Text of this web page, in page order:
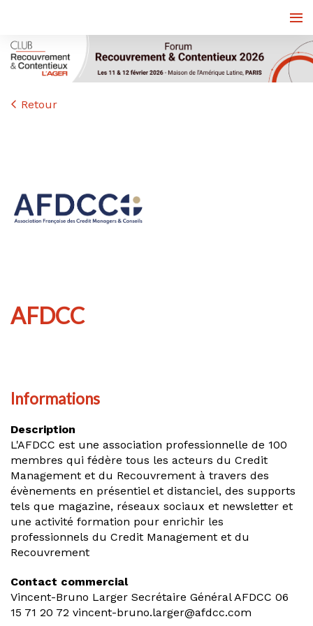
Retour
AFDCC
Informations
Description
L'AFDCC est une association professionnelle de 100
membres qui fédère tous les acteurs du Credit
Management et du Recouvrement à travers des
évènements en présentiel et distanciel, des supports
tels que magazine, réseaux sociaux et newsletter et
une activité formation pour enrichir les
professionnels du Credit Management et du
Recouvrement
Contact commercial
Vincent-Bruno Larger Secrétaire Général AFDCC 06
15 71 20 72 vincent-bruno.larger@afdcc.com